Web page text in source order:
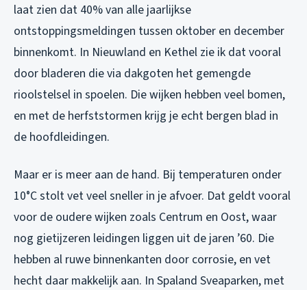
laat zien dat 40% van alle jaarlijkse
ontstoppingsmeldingen tussen oktober en december
binnenkomt. In Nieuwland en Kethel zie ik dat vooral
door bladeren die via dakgoten het gemengde
rioolstelsel in spoelen. Die wijken hebben veel bomen,
en met de herfststormen krijg je echt bergen blad in
de hoofdleidingen.
Maar er is meer aan de hand. Bij temperaturen onder
10°C stolt vet veel sneller in je afvoer. Dat geldt vooral
voor de oudere wijken zoals Centrum en Oost, waar
nog gietijzeren leidingen liggen uit de jaren ’60. Die
hebben al ruwe binnenkanten door corrosie, en vet
hecht daar makkelijk aan. In Spaland Sveaparken, met